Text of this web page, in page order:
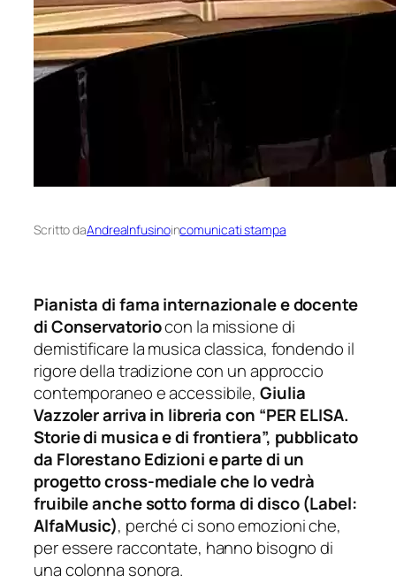
Scritto daAndreaInfusinoincomunicati stampa
Pianista di fama internazionale e docente
di Conservatoriocon la missione di
demistificare la musica classica, fondendo il
rigore della tradizione con un approccio
contemporaneo e accessibile,Giulia
Vazzoler arriva in libreria con “PER ELISA.
Storie di musica e di frontiera”, pubblicato
da Florestano Edizioni e parte di un
progetto cross-mediale che lo vedrà
fruibile anche sotto forma di disco (Label:
AlfaMusic), perché ci sono emozioni che,
per essere raccontate, hanno bisogno di
una colonna sonora.